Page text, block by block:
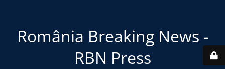
România Breaking News -
RBN Press